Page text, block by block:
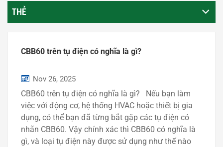
THẺ
CBB60 trên tụ điện có nghĩa là gì?
Nov 26, 2025
CBB60 trên tụ điện có nghĩa là gì? Nếu bạn làm
việc với động cơ, hệ thống HVAC hoặc thiết bị gia
dụng, có thể bạn đã từng bắt gặp các tụ điện có
nhãn CBB60. Vậy chính xác thì CBB60 có nghĩa là
gì, và loại tụ điện này được sử dụng như thế nào